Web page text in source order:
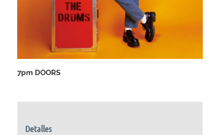
7pm DOORS
Detalles